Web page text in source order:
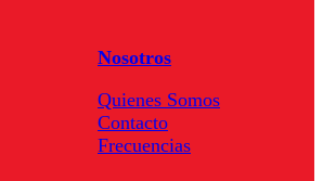
Nosotros
Quienes Somos
Contacto
Frecuencias